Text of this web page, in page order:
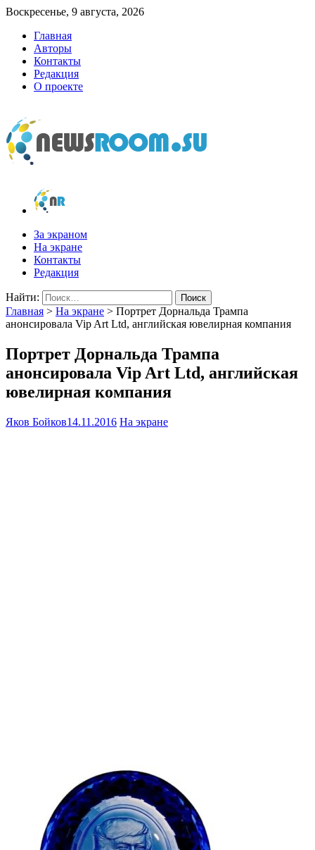
Воскресенье, 9 августа, 2026
Главная
Авторы
Контакты
Редакция
О проекте
newsroom.su
Новости о новостях
За экраном
На экране
Контакты
Редакция
Найти:
Главная > На экране > Портрет Дорнальда Трампа
анонсировала Vip Art Ltd, английская ювелирная компания
Портрет Дорнальда Трампа
анонсировала Vip Art Ltd, английская
ювелирная компания
Яков Бойков14.11.2016 На экране